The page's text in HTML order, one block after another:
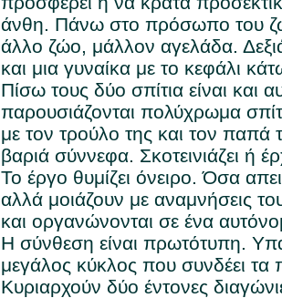
άνθη. Πάνω στο πρόσωπο του
άλλο ζώο, μάλλον αγελάδα.
και μια γυναίκα με το κεφάλι
Πίσω τους δύο σπίτια είναι και
παρουσιάζονται πολύχρωμα
με τον τρούλο της και τον παπά
βαριά σύννεφα. Σκοτεινιάζει ή
Το έργο θυμίζει όνειρο. Όσα
αλλά μοιάζουν με αναμνήσεις
και οργανώνονται σε ένα
Η σύνθεση είναι πρωτότυπη.
μεγάλος κύκλος που συνδέει
Κυριαρχούν δύο έντονες